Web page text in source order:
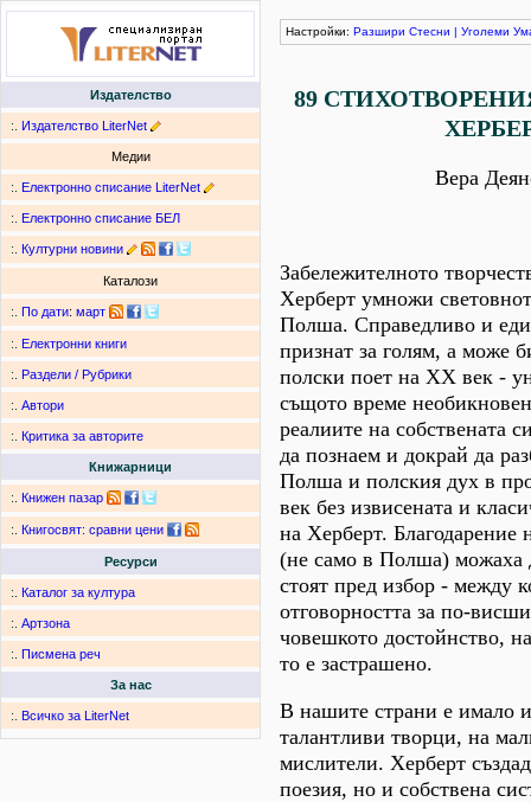
Издателство
:. Издателство LiterNet
Медии
:. Електронно списание LiterNet
:. Електронно списание БЕЛ
:. Културни новини
Каталози
:. По дати: март
:. Електронни книги
:. Раздели / Рубрики
:. Автори
:. Критика за авторите
Книжарници
:. Книжен пазар
:. Книгосвят: сравни цени
Ресурси
:. Каталог за култура
:. Артзона
:. Писмена реч
За нас
:. Всичко за LiterNet
Настройки: Разшири Стесни | Уголеми
89
Вера
Забележителното
Херберт умножи
Полша. Справедливо и
признат за голям, а може
полски поет на ХХ век -
същото време
реалиите на собствената
да познаем и докрай да
Полша и полския дух в
век без извисената и
на Херберт. Благодарение
(не само в Полша) можаха
стоят пред избор - между
отговорността за по-
човешкото достойнство,
то е застрашено.
В нашите страни е имало
талантливи творци, на
мислители. Херберт
поезия, но и собствена